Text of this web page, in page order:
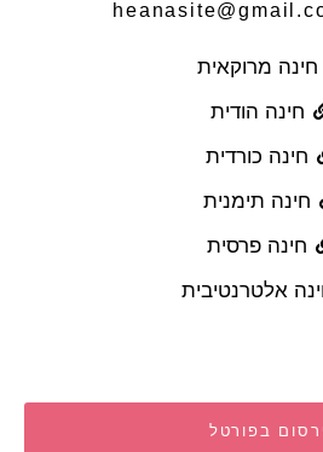
חינה מרוקאית
חינה הודית
חינה כורדית
חינה תימנית
חינה פרסית
אלטרנטיבית
בפורטל